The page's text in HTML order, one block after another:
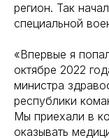
регион. Так
специальной
«Впервые я
октябре 2022
министра
республики
Мы приехали в
оказывать